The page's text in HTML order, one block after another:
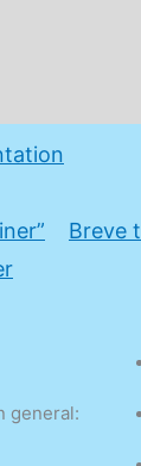
Breve
general: